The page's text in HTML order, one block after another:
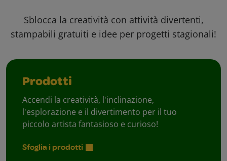
Sblocca la creatività con attività divertenti,
stampabili gratuiti e idee per progetti stagionali!
Prodotti
Accendi la creatività, l'inclinazione,
l'esplorazione e il divertimento per il tuo
piccolo artista fantasioso e curioso!
Sfoglia i prodotti